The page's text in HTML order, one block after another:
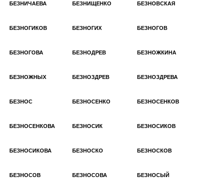
БЕЗНИЧАЕВА БЕЗНИЩЕНКО БЕЗНОВСКАЯ
БЕЗНОГИКОВ БЕЗНОГИХ БЕЗНОГОВ
БЕЗНОГОВА БЕЗНОДРЕВ БЕЗНОЖКИНА
БЕЗНОЖНЫХ БЕЗНОЗДРЕВ БЕЗНОЗДРЕВА
БЕЗНОС БЕЗНОСЕНКО БЕЗНОСЕНКОВ
БЕЗНОСЕНКОВА БЕЗНОСИК БЕЗНОСИКОВ
БЕЗНОСИКОВА БЕЗНОСКО БЕЗНОСКОВ
БЕЗНОСОВ БЕЗНОСОВА БЕЗНОСЫЙ